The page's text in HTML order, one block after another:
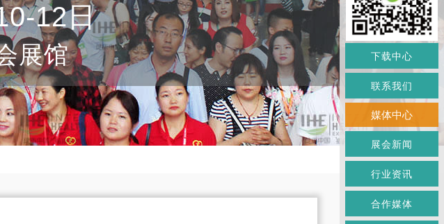
12日
展馆 下载中心
联系我们
媒体中心
展会新闻
行业资讯
合作媒体